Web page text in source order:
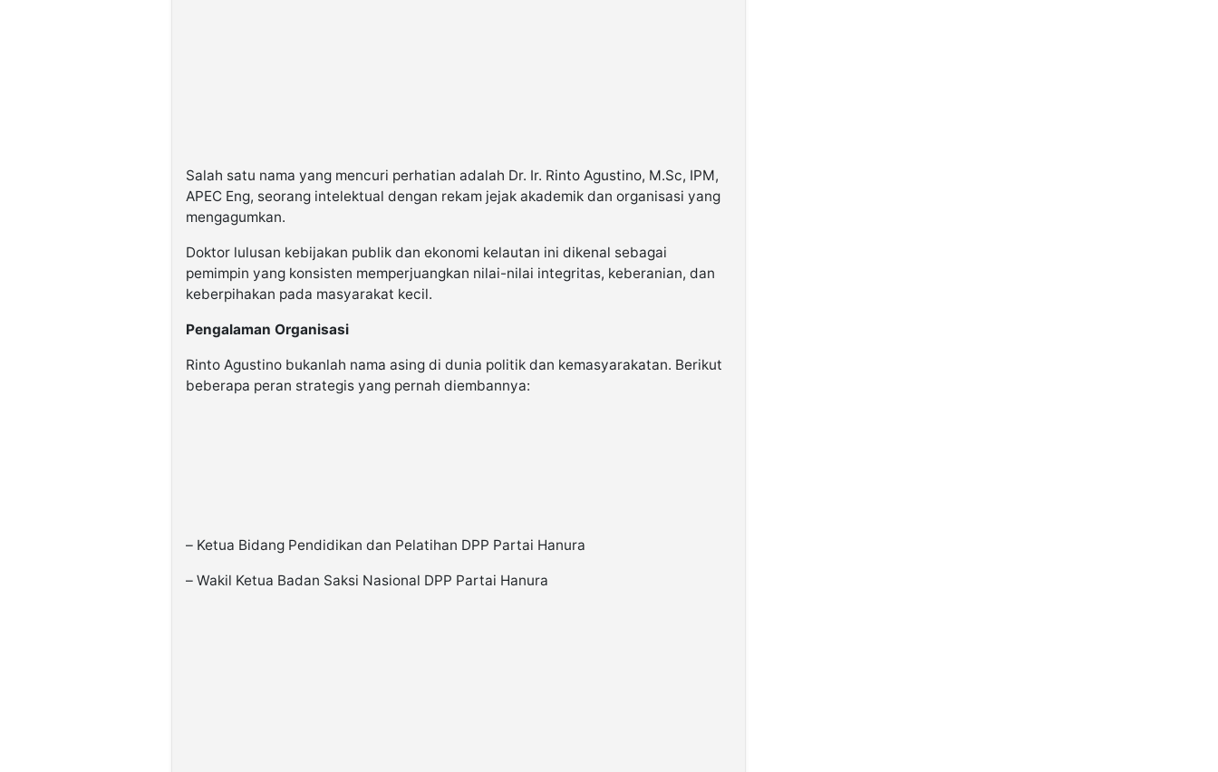
Salah satu nama yang mencuri perhatian adalah Dr. Ir. Rinto Agustino, M.Sc, IPM,
APEC Eng, seorang intelektual dengan rekam jejak akademik dan organisasi yang
mengagumkan.
Doktor lulusan kebijakan publik dan ekonomi kelautan ini dikenal sebagai
pemimpin yang konsisten memperjuangkan nilai-nilai integritas, keberanian, dan
keberpihakan pada masyarakat kecil.
Pengalaman Organisasi
Rinto Agustino bukanlah nama asing di dunia politik dan kemasyarakatan. Berikut
beberapa peran strategis yang pernah diembannya:
– Ketua Bidang Pendidikan dan Pelatihan DPP Partai Hanura
– Wakil Ketua Badan Saksi Nasional DPP Partai Hanura